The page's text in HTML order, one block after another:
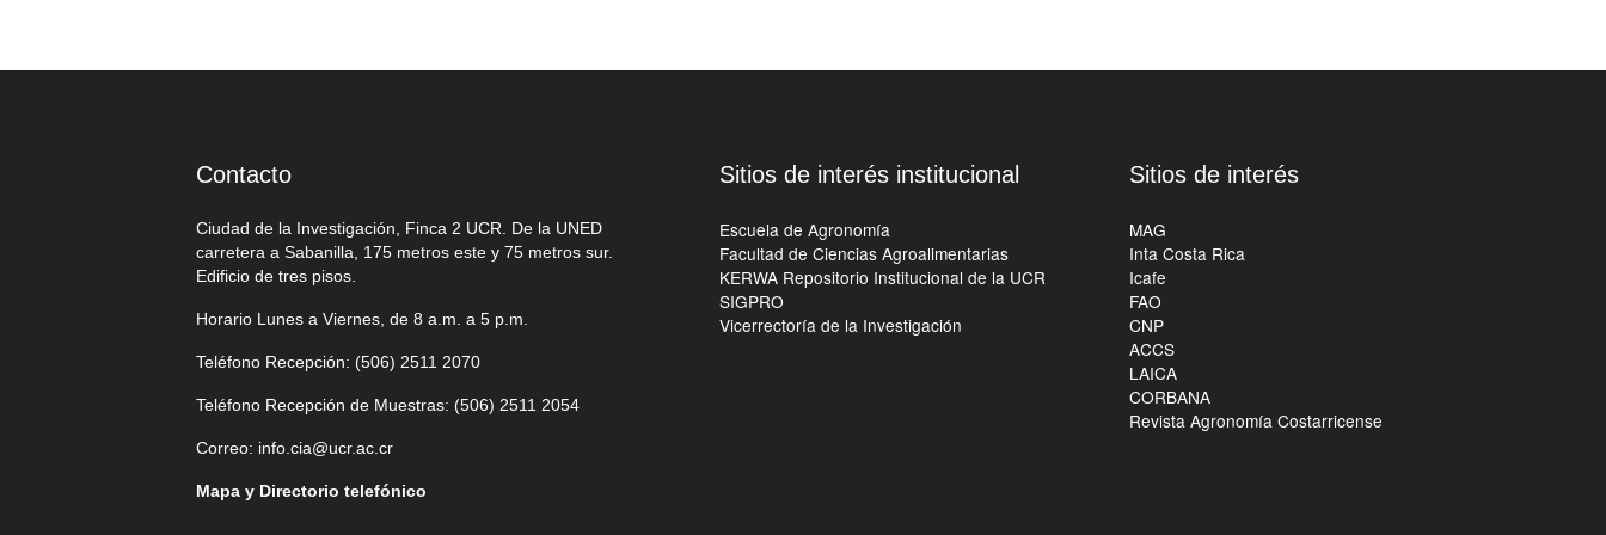
Contacto
Ciudad de la Investigación, Finca 2 UCR. De la UNED
carretera a Sabanilla, 175 metros este y 75 metros sur.
Edificio de tres pisos.
Horario Lunes a Viernes, de 8 a.m. a 5 p.m.
Teléfono Recepción: (506)2511 2070
Teléfono Recepción de Muestras: (506)2511 2054
Correo: info.cia@ucr.ac.cr
Mapa y Directorio telefónico
Sitios de interés institucional
Escuela de Agronomía
Facultad de Ciencias Agroalimentarias
KERWA Repositorio Institucional de la UCR
SIGPRO
Vicerrectoría de la Investigación
Sitios de interés
MAG
Inta Costa Rica
Icafe
FAO
CNP
ACCS
LAICA
CORBANA
Revista Agronomía Costarricense